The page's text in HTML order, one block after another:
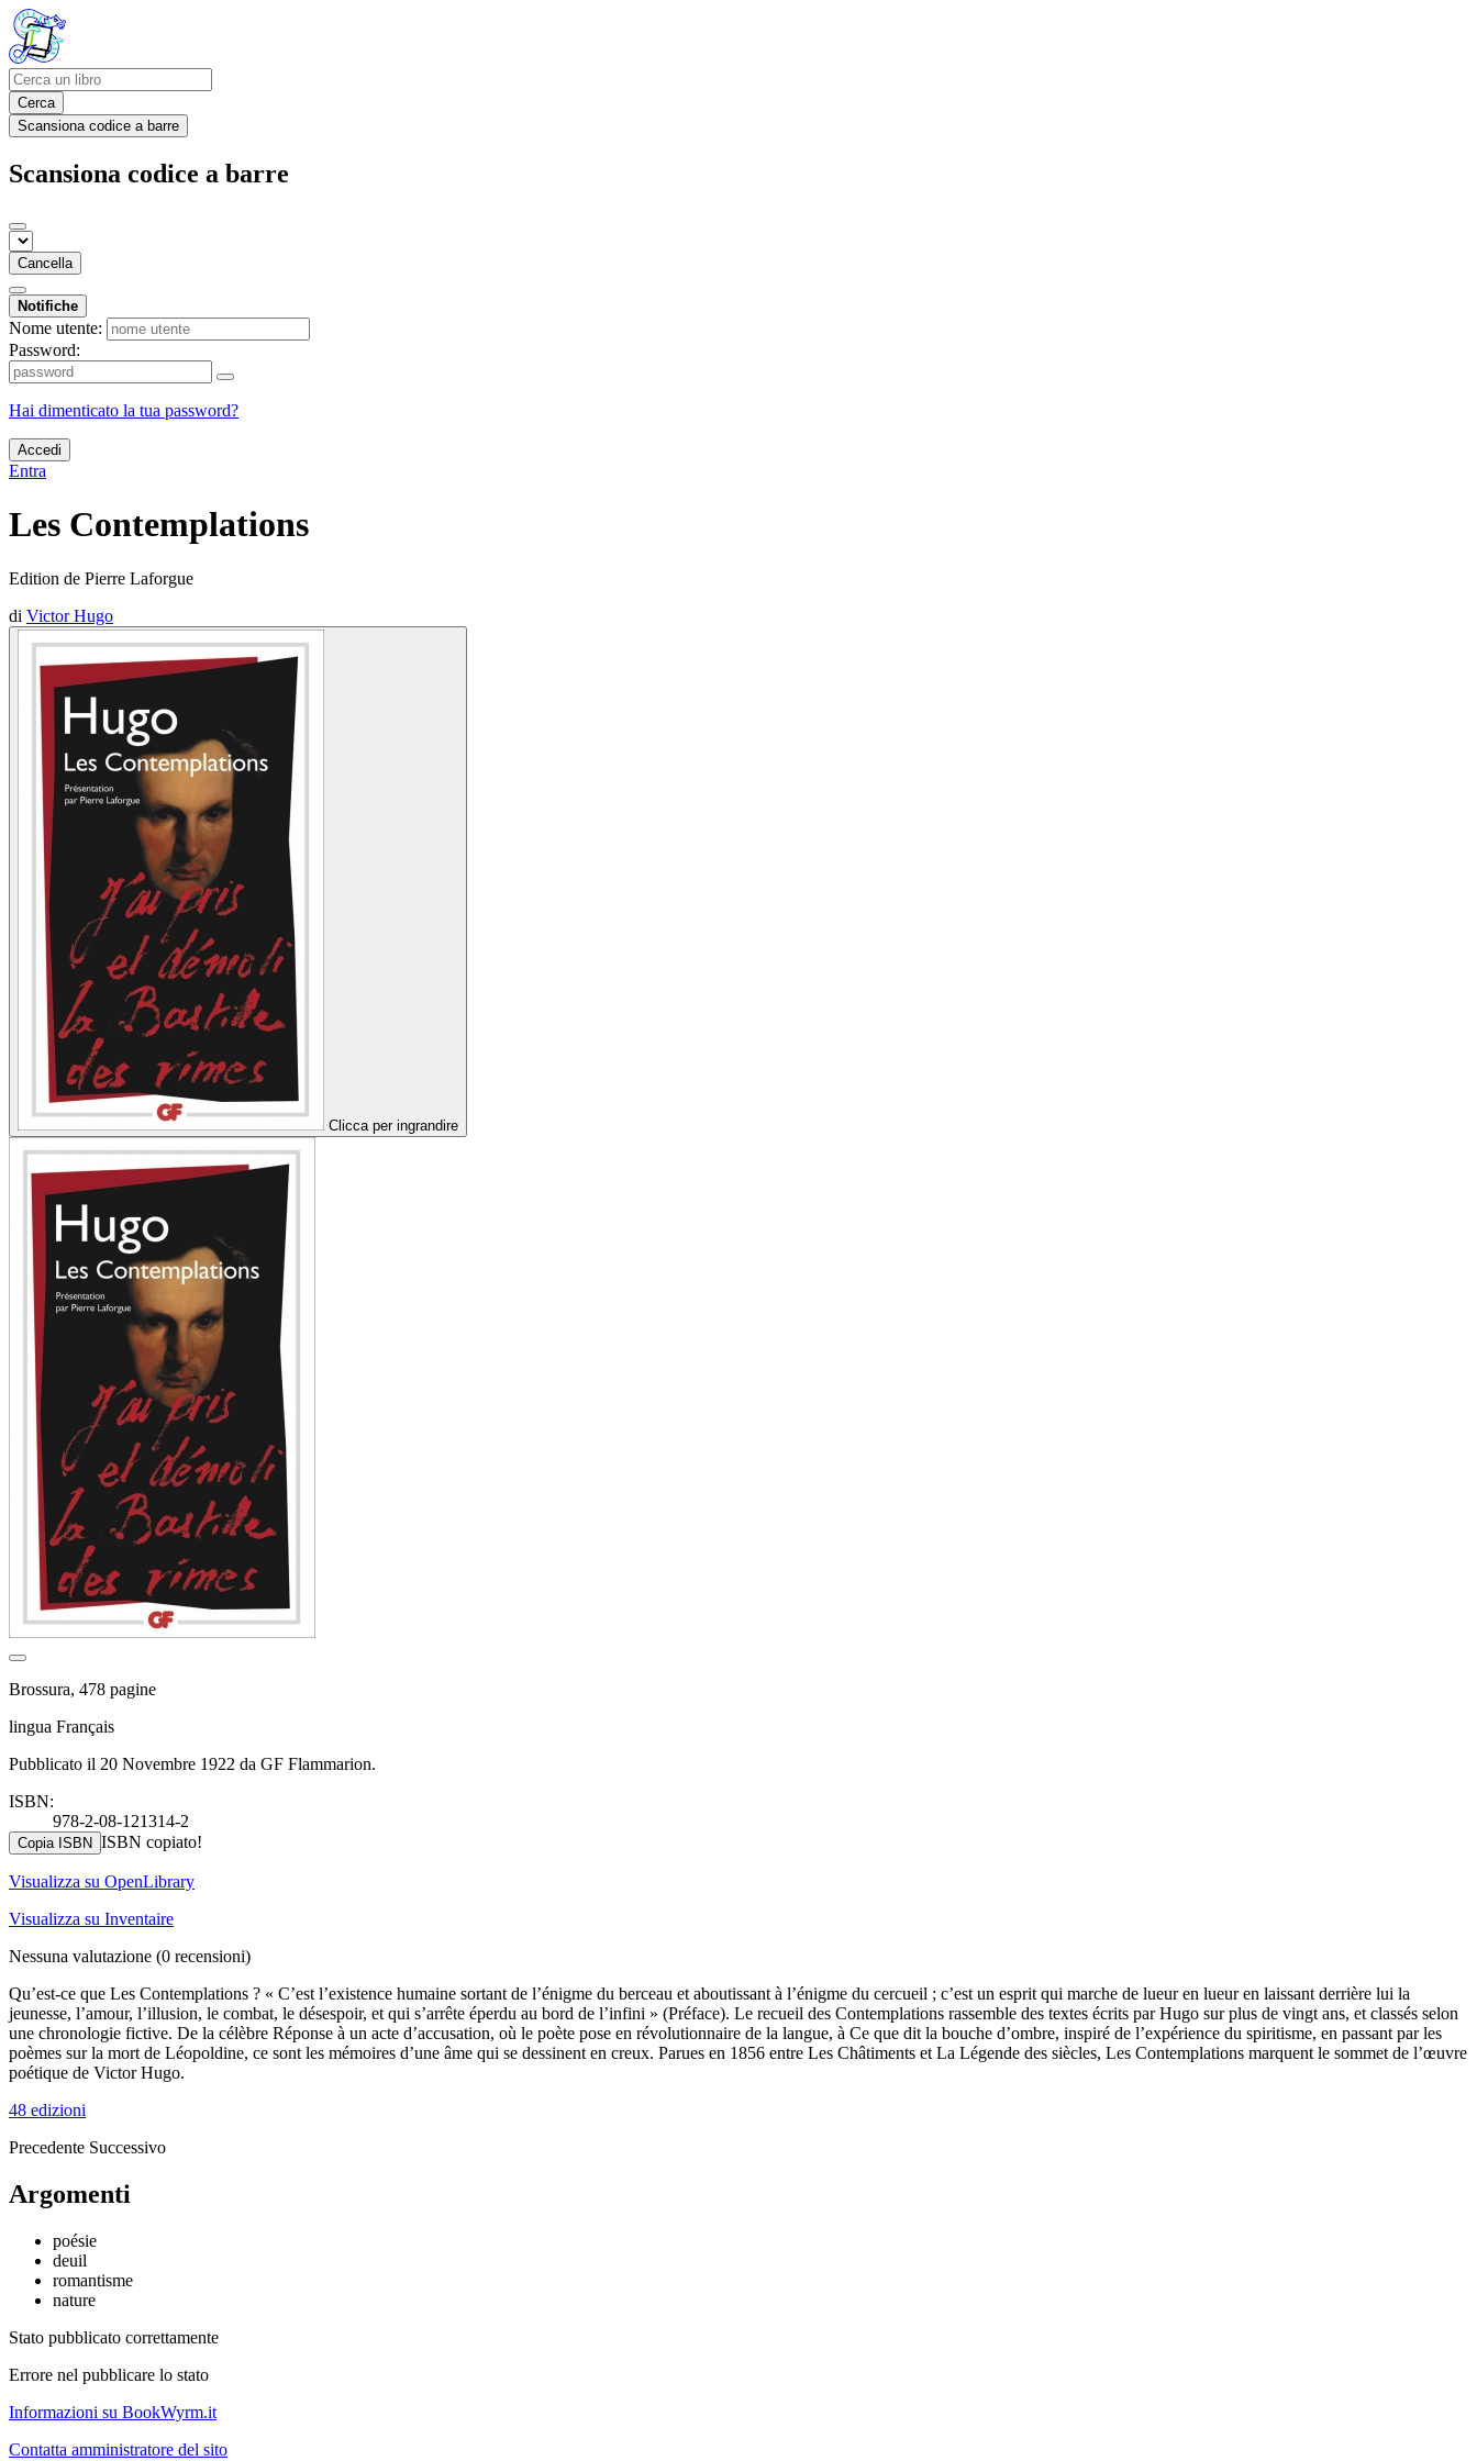
Cerca
Scansiona codice a barre
Scansiona codice a barre
Cancella
Notifiche
Nome utente:
Password:
Hai dimenticato la tua password?
Accedi
Entra
Les Contemplations
Edition de Pierre Laforgue
di Victor Hugo
Clicca per ingrandire
Brossura, 478 pagine
lingua Français
Pubblicato il 20 Novembre 1922 da GF Flammarion.
ISBN:
978-2-08-121314-2
Copia ISBN ISBN copiato!
Visualizza su OpenLibrary
Visualizza su Inventaire
Nessuna valutazione (0 recensioni)
Qu’est-ce que Les Contemplations ? « C’est l’existence humaine sortant de l’énigme du berceau et aboutissant à l’énigme du cercueil ; c’est un esprit qui marche de lueur en lueur en laissant derrière lui la
jeunesse, l’amour, l’illusion, le combat, le désespoir, et qui s’arrête éperdu au bord de l’infini » (Préface). Le recueil des Contemplations rassemble des textes écrits par Hugo sur plus de vingt ans, et classés selon
une chronologie fictive. De la célèbre Réponse à un acte d’accusation, où le poète pose en révolutionnaire de la langue, à Ce que dit la bouche d’ombre, inspiré de l’expérience du spiritisme, en passant par les
poèmes sur la mort de Léopoldine, ce sont les mémoires d’une âme qui se dessinent en creux. Parues en 1856 entre Les Châtiments et La Légende des siècles, Les Contemplations marquent le sommet de l’œuvre
poétique de Victor Hugo.
48 edizioni
Precedente Successivo
Argomenti
poésie
deuil
romantisme
nature
Stato pubblicato correttamente
Errore nel pubblicare lo stato
Informazioni su BookWyrm.it
Contatta amministratore del sito